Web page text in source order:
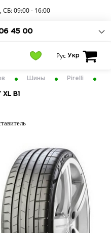
09:00 - 16:00
45 00
Рус Укр
Шины Pirelli
B1